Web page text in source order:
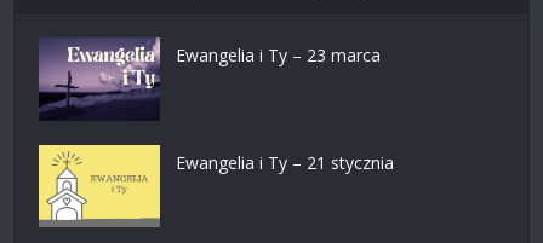
Ewangelia i Ty – 23 marca
Ewangelia i Ty – 21 stycznia